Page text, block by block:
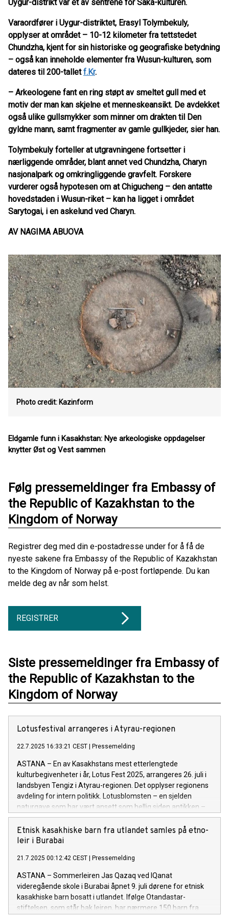
Uygur-distrikt var et av sentrene for Saka-kulturen.
Varaordfører i Uygur-distriktet, Erasyl Tolymbekuly,
opplyser at området – 10-12 kilometer fra tettstedet
Chundzha, kjent for sin historiske og geografiske betydning
– også kan inneholde elementer fra Wusun-kulturen, som
dateres til 200-talletf.Kr.
– Arkeologene fant en ring støpt av smeltet gull med et
motiv der man kan skjelne et menneskeansikt. De avdekket
også ulike gullsmykker som minner om drakten til Den
gyldne mann, samt fragmenter av gamle gullkjeder, sier han.
Tolymbekuly forteller at utgravningene fortsetter i
nærliggende områder, blant annet ved Chundzha, Charyn
nasjonalpark og omkringliggende gravfelt. Forskere
vurderer også hypotesen om at Chigucheng – den antatte
hovedstaden i Wusun-riket – kan ha ligget i området
Sarytogai, i en askelund ved Charyn.
AV NAGIMA ABUOVA
Photo credit: Kazinform
Eldgamle funn i Kasakhstan: Nye arkeologiske oppdagelser
knytter Øst og Vest sammen
Følg pressemeldinger fra Embassy of
the Republic of Kazakhstan to the
Kingdom of Norway
Registrer deg med din e-postadresse under for å få de
nyeste sakene fra Embassy of the Republic of Kazakhstan
to the Kingdom of Norway på e-post fortløpende. Du kan
melde deg av når som helst.
REGISTRER
Siste pressemeldinger fra Embassy of
the Republic of Kazakhstan to the
Kingdom of Norway
Lotusfestival arrangeres i Atyrau-regionen
22.7.2025 16:33:21 CEST Pressemelding
ASTANA – En av Kasakhstans mest etterlengtede
kulturbegivenheter i år, Lotus Fest 2025, arrangeres 26. juli i
landsbyen Tengiz i Atyrau-regionen. Det opplyser regionens
avdeling for intern politikk. Lotusblomsten – en sjelden
naturgave som har vært ansett som hellig siden antikken –
tiltrekker seg turister både med sin slående skjønnhet og sin
sjeldenhet. Ville lotusblomster vokser kun noen få steder i
verden, og blomsten er i ferd med å bli et symbol for Atyraus
mellom åtte og ti hektar. Enkelte stengler blir opptil 1,5 til 2
meter høye, og bladene kan ha en diameter på opptil 60
centimeter. Festivalen byr på et variert kulturprogram, med
konkurranser i Qazaq Kuresi (nasjonal bryting), alyptar saiysy
(sterkmannskonkurranse), bueskyting, armbryting, assyk atu
(tradisjonell kastlek) og tautrekking. Besøkende får også
Etnisk kasakhiske barn fra utlandet samles på etno-
leir i Burabai
21.7.2025 00:12:42 CEST Pressemelding
ASTANA – Sommerleiren Jas Qazaq ved IQanat
videregående skole i Burabai åpnet 9. juli dørene for etnisk
kasakhiske barn bosatt i utlandet. Ifølge Otandastar-
stiftelsen, som står bak leiren, har nærmere 150 barn fra